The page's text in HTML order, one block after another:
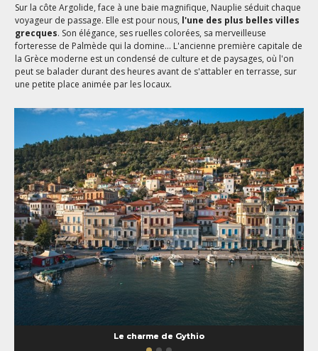
Sur la côte Argolide, face à une baie magnifique, Nauplie séduit chaque
voyageur de passage. Elle est pour nous, l'une des plus belles villes
grecques. Son élégance, ses ruelles colorées, sa merveilleuse
forteresse de Palmède qui la domine... L'ancienne première capitale de
la Grèce moderne est un condensé de culture et de paysages, où l'on
peut se balader durant des heures avant de s'attabler en terrasse, sur
une petite place animée par les locaux.
Le charme de Gythio